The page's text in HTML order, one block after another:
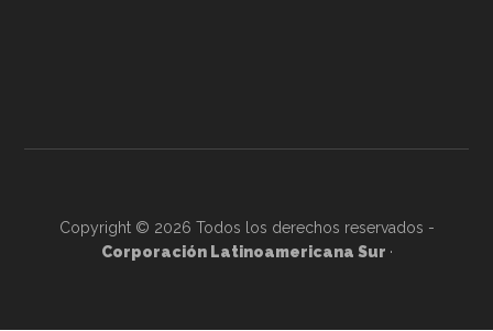
Copyright © 2026 Todos los derechos reservados -
Corporación Latinoamericana Sur ·